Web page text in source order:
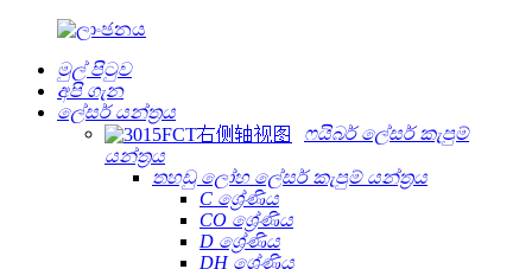
මුල් පිටුව
අපි ගැන
ලේසර් යන්ත්‍රය
ෆයිබර් ලේසර් කැපුම්
යන්ත්‍රය
තහඩු ලෝහ ලේසර් කැපුම් යන්ත්‍රය
C ශ්‍රේණිය
CO ශ්‍රේණිය
D ශ්‍රේණිය
DH ශ්‍රේණිය